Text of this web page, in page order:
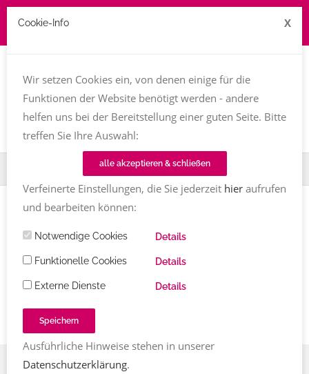
Fachfrauenmarkt Englische Texte
Texttreff-Fachfrauenmarkt
Übersicht/ Englische Texte
Peggy
TD15 2AS Tweedmouth, Berwick-
Cookie-Info X
Wir setzen Cookies ein, von denen einige für die
Funktionen der Website benötigt werden - andere
helfen uns bei der Bereitstellung einer guten Seite. Bitte
treffen Sie Ihre Auswahl:
alle akzeptieren & schließen
Verfeinerte Einstellungen, die Sie jederzeit hieraufrufen
und bearbeiten können:
Notwendige Cookies Details
Funktionelle Cookies Details
Externe Dienste Details
Speichern
Ausführliche Hinweise stehen in unserer
Datenschutzerklärung.